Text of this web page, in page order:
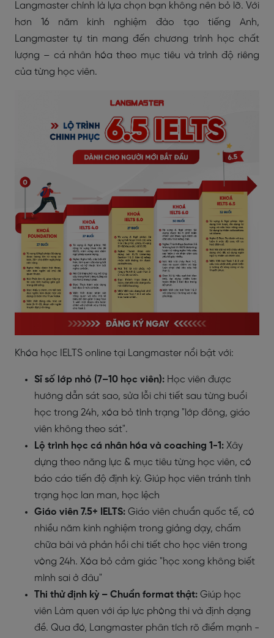
Langmaster chính là lựa chọn bạn không nên bỏ lỡ. Với
hơn 16 năm kinh nghiệm đào tạo tiếng Anh,
Langmaster tự tin mang đến chương trình học chất
lượng – cá nhân hóa theo mục tiêu và trình độ riêng
của từng học viên.
Khóa học IELTS online tại Langmaster nổi bật với:
Sĩ số lớp nhỏ (7–10 học viên): Học viên được
hướng dẫn sát sao, sửa lỗi chi tiết sau từng buổi
học trong 24h, xóa bỏ tình trạng "lớp đông, giáo
viên không theo sát".
Lộ trình học cá nhân hóa và coaching 1-1: Xây
dựng theo năng lực & mục tiêu từng học viên, có
báo cáo tiến độ định kỳ. Giúp học viên tránh tình
trạng học lan man, học lệch
Giáo viên 7.5+ IELTS: Giáo viên chuẩn quốc tế, có
nhiều năm kinh nghiệm trong giảng dạy, chấm
chữa bài và phản hồi chi tiết cho học viên trong
vòng 24h. Xóa bỏ cảm giác "học xong không biết
mình sai ở đâu"
Thi thử định kỳ – Chuẩn format thật: Giúp học
viên Làm quen với áp lực phòng thi và định dạng
đề. Qua đó, Langmaster phân tích rõ điểm mạnh -